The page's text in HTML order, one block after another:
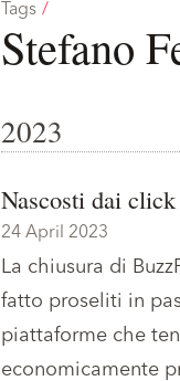
Tags /
Stefano
2023
Nascosti dai click
24 April 2023
La chiusura di
fatto proseliti in
piattaforme che
economicamente